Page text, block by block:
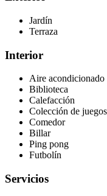
Jardín
Terraza
Interior
Aire acondicionado
Biblioteca
Calefacción
Colección de juegos
Comedor
Billar
Ping pong
Futbolín
Servicios